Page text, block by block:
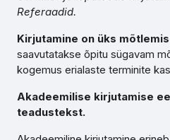
Referaadid.
Kirjutamine on üks
saavutatakse õpitu sügavam
kogemus erialaste terminite
Akadeemilise kirjutamise
teadustekst.